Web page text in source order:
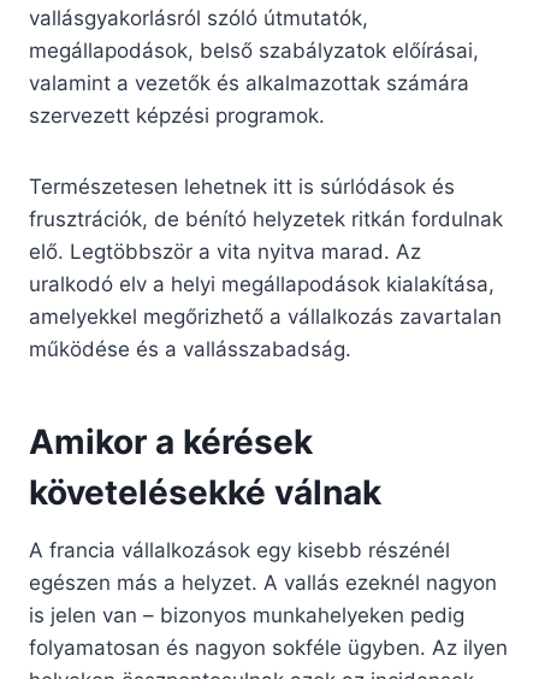
vallásgyakorlásról szóló útmutatók,
megállapodások, belső szabályzatok előírásai,
valamint a vezetők és alkalmazottak számára
szervezett képzési programok.
Természetesen lehetnek itt is súrlódások és
frusztrációk, de bénító helyzetek ritkán fordulnak
elő. Legtöbbször a vita nyitva marad. Az
uralkodó elv a helyi megállapodások kialakítása,
amelyekkel megőrizhető a vállalkozás zavartalan
működése és a vallásszabadság.
Amikor a kérések
követelésekké válnak
A francia vállalkozások egy kisebb részénél
egészen más a helyzet. A vallás ezeknél nagyon
is jelen van – bizonyos munkahelyeken pedig
folyamatosan és nagyon sokféle ügyben. Az ilyen